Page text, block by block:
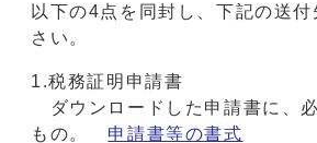
以下の4点を同封し、下記の送
さい。
1.税務証明申請書
ダウンロードした申請書に、
もの。 申請書等の書式